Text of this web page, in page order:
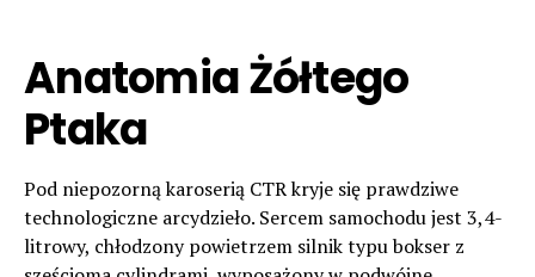
Anatomia Żółtego
Ptaka
Pod niepozorną karoserią CTR kryje się prawdziwe
technologiczne arcydzieło. Sercem samochodu jest 3,4-
litrowy, chłodzony powietrzem silnik typu bokser z